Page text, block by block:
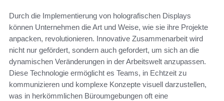
Durch die Implementierung von holografischen Displays
können Unternehmen die Art und Weise, wie sie ihre Projekte
anpacken, revolutionieren. Innovative Zusammenarbeit wird
nicht nur gefördert, sondern auch gefordert, um sich an die
dynamischen Veränderungen in der Arbeitswelt anzupassen.
Diese Technologie ermöglicht es Teams, in Echtzeit zu
kommunizieren und komplexe Konzepte visuell darzustellen,
was in herkömmlichen Büroumgebungen oft eine